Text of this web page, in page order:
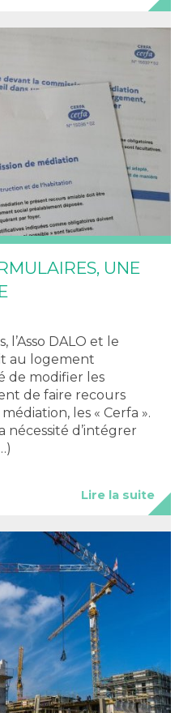
UNE
l’Asso DALO et le
au logement
de modifier les
de faire recours
les « Cerfa ».
nécessité d’intégrer
Lire la suite